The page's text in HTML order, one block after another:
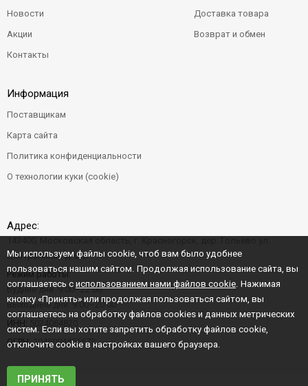
Новости
Акции
Контакты
Доставка товара
Возврат и обмен
Информация
Поставщикам
Карта сайта
Политика конфиденциальности
О технологии куки (cookie)
Адрес:
Центральная д. 6"Б"
Режим работы:
Будние дни: 9:00–22:00
Выходные дни: 9:00–20:00
ИНН:
ОГРН:1045004456573
Мы используем файлы cookie, чтоб вам было удобнее
пользоваться нашим сайтом. Продолжая использование сайта, вы
соглашаетесь с использованием нами файлов cookie . Нажимая
кнопку «Принять» или продолжая пользоваться сайтом, вы
соглашаетесь на обработку файлов cookies и данных метрических
систем. Если вы хотите запретить обработку файлов cookie,
отключите cookie в настройках вашего браузера.
ПРИНЯТЬ